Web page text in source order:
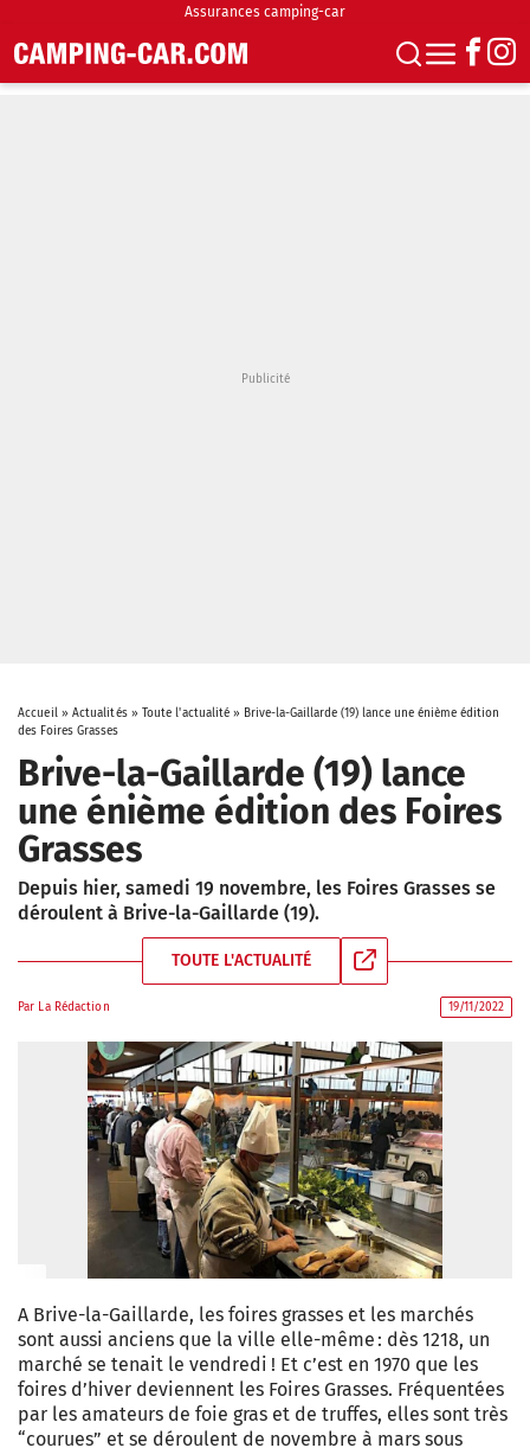
Assurances camping-car
Accueil» Actualités» Toute l'actualité » Brive-la-Gaillarde (19) lance une énième édition
des Foires Grasses
Brive-la-Gaillarde (19) lance
une énième édition des Foires
Grasses
Depuis hier, samedi 19 novembre, les Foires Grasses se
déroulent à Brive-la-Gaillarde (19).
TOUTE L'ACTUALITÉ
Par La Rédaction 19/11/2022
A Brive-la-Gaillarde, les foires grasses et les marchés
sont aussi anciens que la ville elle-même : dès 1218, un
marché se tenait le vendredi ! Et c’est en 1970 que les
foires d’hiver deviennent les Foires Grasses. Fréquentées
par les amateurs de foie gras et de truffes, elles sont très
“courues” et se déroulent de novembre à mars sous